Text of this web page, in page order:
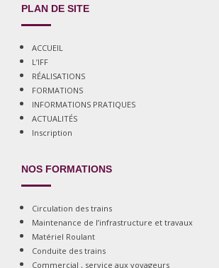
PLAN DE SITE
ACCUEIL
L’IFF
RÉALISATIONS
FORMATIONS
INFORMATIONS PRATIQUES
ACTUALITÉS
Inscription
NOS FORMATIONS
Circulation des trains
Maintenance de l’infrastructure et travaux
Matériel Roulant
Conduite des trains
Commercial , service aux voyageurs